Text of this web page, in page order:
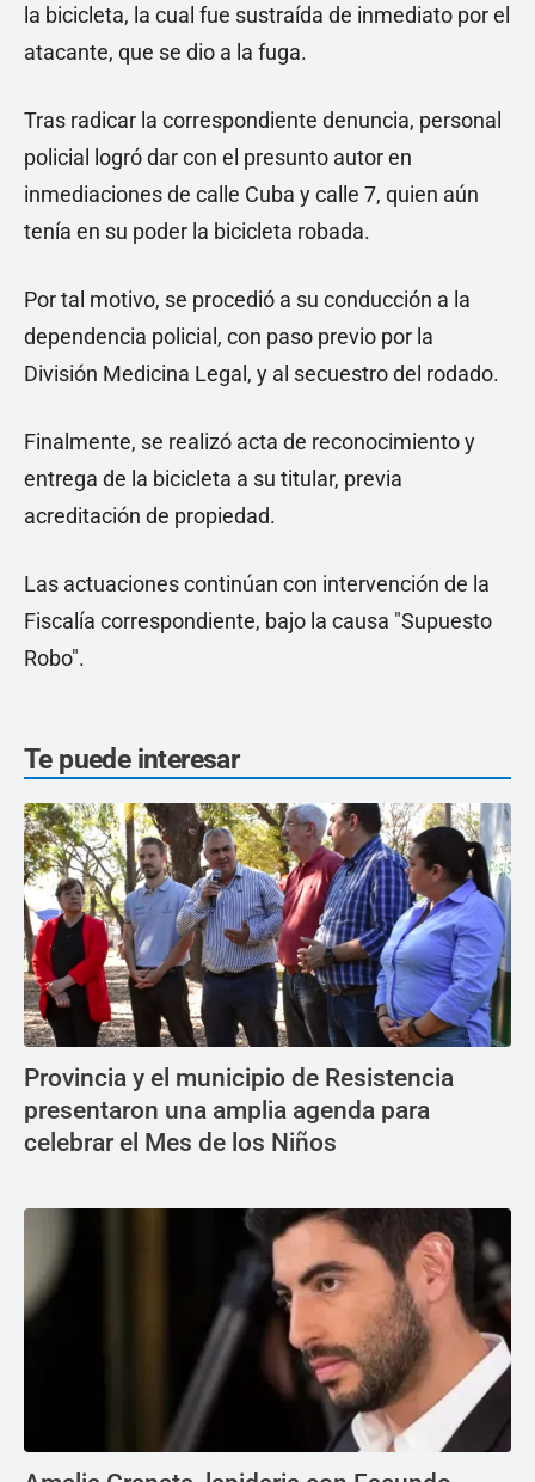
la bicicleta, la cual fue sustraída de inmediato por el
atacante, que se dio a la fuga.
Tras radicar la correspondiente denuncia, personal
policial logró dar con el presunto autor en
inmediaciones de calle Cuba y calle 7, quien aún
tenía en su poder la bicicleta robada.
Por tal motivo, se procedió a su conducción a la
dependencia policial, con paso previo por la
División Medicina Legal, y al secuestro del rodado.
Finalmente, se realizó acta de reconocimiento y
entrega de la bicicleta a su titular, previa
acreditación de propiedad.
Las actuaciones continúan con intervención de la
Fiscalía correspondiente, bajo la causa "Supuesto
Robo".
Te puede interesar
Provincia y el municipio de Resistencia
presentaron una amplia agenda para
celebrar el Mes de los Niños